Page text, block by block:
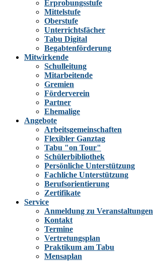
Erprobungsstufe
Mittelstufe
Oberstufe
Unterrichtsfächer
Tabu Digital
Begabtenförderung
Mitwirkende
Schulleitung
Mitarbeitende
Gremien
Förderverein
Partner
Ehemalige
Angebote
Arbeitsgemeinschaften
Flexibler Ganztag
Tabu "on Tour"
Schülerbibliothek
Persönliche Unterstützung
Fachliche Unterstützung
Berufsorientierung
Zertifikate
Service
Anmeldung zu Veranstaltungen
Kontakt
Termine
Vertretungsplan
Praktikum am Tabu
Mensaplan